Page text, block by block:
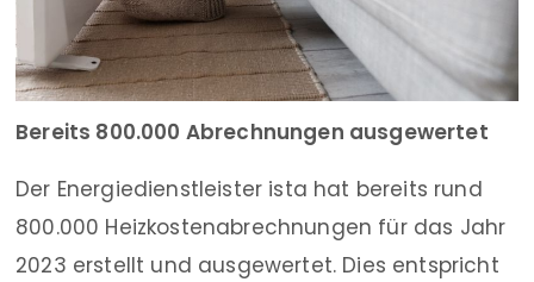
Bereits 800.000 Abrechnungen ausgewertet
Der Energiedienstleister ista hat bereits rund
800.000 Heizkostenabrechnungen für das Jahr
2023 erstellt und ausgewertet. Dies entspricht